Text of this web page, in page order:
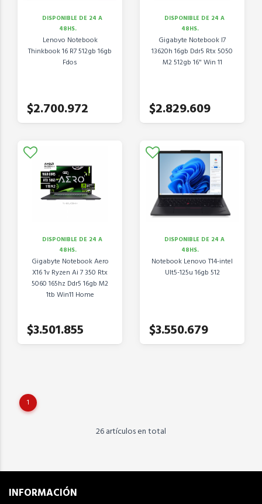
DISPONIBLE DE 24 A
48HS.
Lenovo Notebook
Thinkbook 16 R7 512gb 16gb
Fdos
$2.700.972
DISPONIBLE DE 24 A
48HS.
Gigabyte Notebook I7
13620h 16gb Ddr5 Rtx 5050
M2 512gb 16" Win 11
$2.829.609
DISPONIBLE DE 24 A
48HS.
Gigabyte Notebook Aero
X16 1v Ryzen Ai 7 350 Rtx
5060 165hz Ddr5 16gb M2
1tb Win11 Home
$3.501.855
DISPONIBLE DE 24 A
48HS.
Notebook Lenovo T14-intel
Ult5-125u 16gb 512
$3.550.679
1
26 artículos en total
INFORMACIÓN